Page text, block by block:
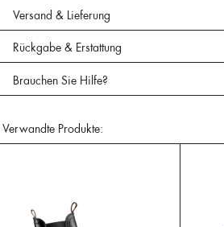
Versand & Lieferung
Rückgabe & Erstattung
Brauchen Sie Hilfe?
Verwandte Produkte: